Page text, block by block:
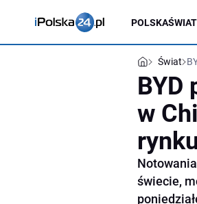
POLSKAŚWIAT
Świat
BYD
w
świecie,